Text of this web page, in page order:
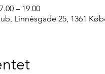
– 19.00
Linnésgade 25, 1361